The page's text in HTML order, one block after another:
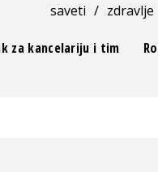
saveti / zdravlje
za kancelariju i tim